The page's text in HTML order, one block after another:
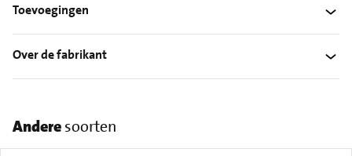
Toevoegingen
Over de fabrikant
Anderesoorten